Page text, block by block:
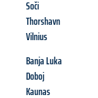
Soči
Thorshavn
Vilnius
Banja Luka
Doboj
Kaunas